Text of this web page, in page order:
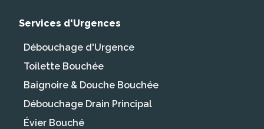
Services d'Urgences
Débouchage d'Urgence
Toilette Bouchée
Baignoire & Douche Bouchée
Débouchage Drain Principal
Évier Bouché